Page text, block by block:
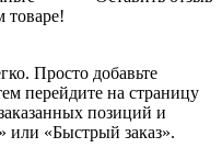
товаре!
Просто добавьте
перейдите на страницу
позиций и
или «Быстрый заказ».